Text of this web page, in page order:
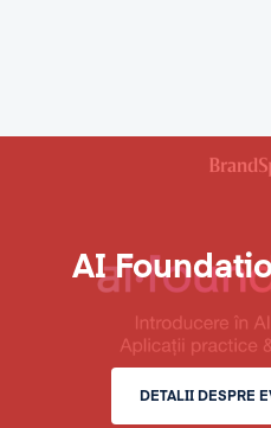
AI
DETALII DESPRE